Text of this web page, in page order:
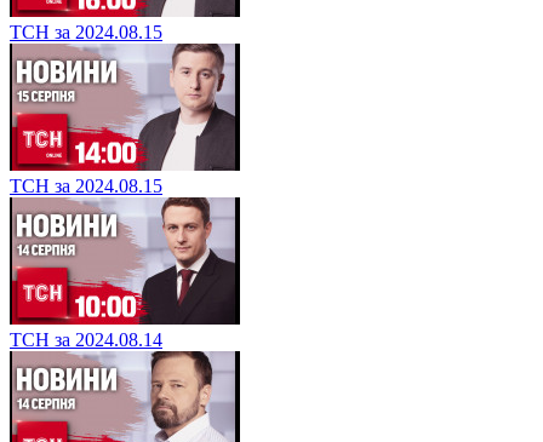
ТСН за 2024.08.15
ТСН за 2024.08.15
ТСН за 2024.08.14